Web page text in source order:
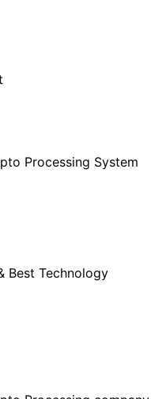
Processing System
Best Technology